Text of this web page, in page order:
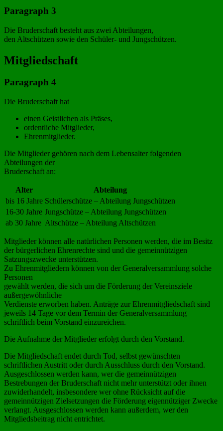
Paragraph 3
Die Bruderschaft besteht aus zwei Abteilungen,
den Altschützen sowie den Schüler- und Jungschützen.
Mitgliedschaft
Paragraph 4
Die Bruderschaft hat
einen Geistlichen als Präses,
ordentliche Mitglieder,
Ehrenmitglieder.
Die Mitglieder gehören nach dem Lebensalter folgenden
Abteilungen der
Bruderschaft an:
Alter
Abteilung
bis 16 Jahre Schülerschütze – Abteilung Jungschützen
16-30 Jahre Jungschütze – Abteilung Jungschützen
ab 30 Jahre Altschütze – Abteilung Altschützen
Mitglieder können alle natürlichen Personen werden, die im Besitz
der bürgerlichen Ehrenrechte sind und die gemeinnützigen
Satzungszwecke unterstützen.
Zu Ehrenmitgliedern können von der Generalversammlung solche
Personen
gewählt werden, die sich um die Förderung der Vereinsziele
außergewöhnliche
Verdienste erworben haben. Anträge zur Ehrenmitgliedschaft sind
jeweils 14 Tage vor dem Termin der Generalversammlung
schriftlich beim Vorstand einzureichen.
Die Aufnahme der Mitglieder erfolgt durch den Vorstand.
Die Mitgliedschaft endet durch Tod, selbst gewünschten
schriftlichen Austritt oder durch Ausschluss durch den Vorstand.
Ausgeschlossen werden kann, wer die gemeinnützigen
Bestrebungen der Bruderschaft nicht mehr unterstützt oder ihnen
zuwiderhandelt, insbesondere wer ohne Rücksicht auf die
gemeinnützigen Zielsetzungen die Förderung eigennütziger Zwecke
verlangt. Ausgeschlossen werden kann außerdem, wer den
Mitgliedsbeitrag nicht entrichtet.